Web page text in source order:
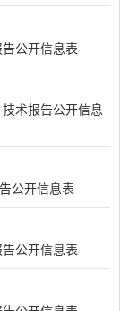
公开信息表
术报告公开信息
公开信息表
公开信息表